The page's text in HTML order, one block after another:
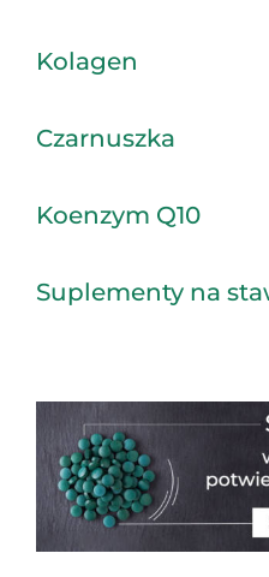
Kolagen
Czarnuszka
Koenzym Q10
Suplementy na